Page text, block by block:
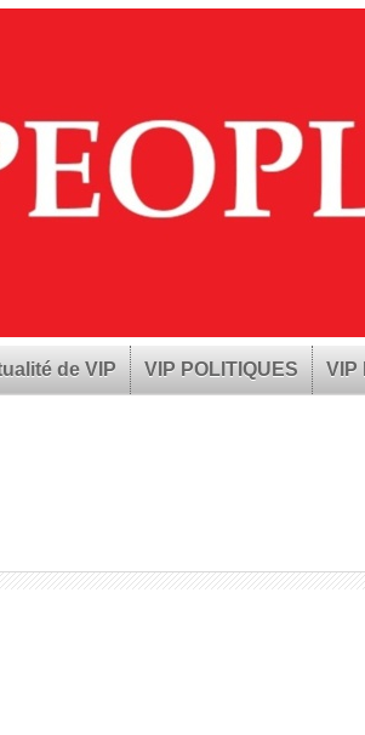
de VIP VIP POLITIQUES VIP